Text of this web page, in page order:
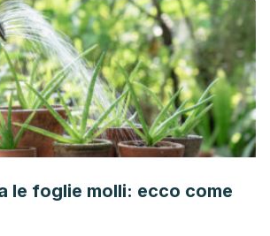
le foglie molli: ecco come